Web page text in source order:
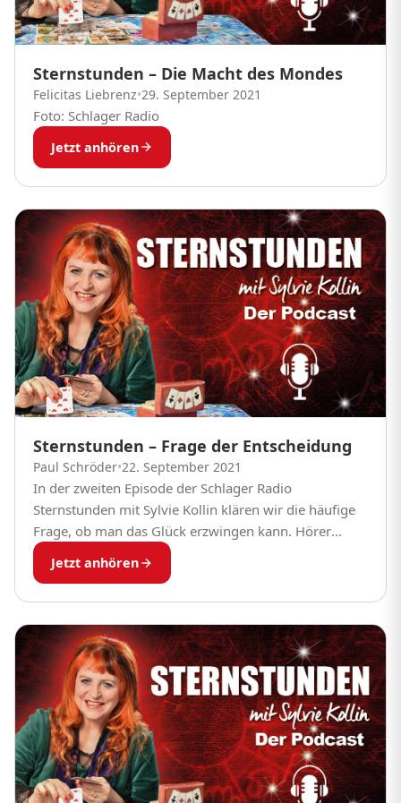
Sternstunden – Die Macht des Mondes
Felicitas Liebrenz•29. September 2021
Foto: Schlager Radio
Jetzt anhören
Sternstunden – Frage der Entscheidung
Paul Schröder•22. September 2021
In der zweiten Episode der Schlager Radio
Sternstunden mit Sylvie Kollin klären wir die häufige
Frage, ob man das Glück erzwingen kann. Hörer
Rouven aus Hamburg hat große Ziele, aber...
Jetzt anhören